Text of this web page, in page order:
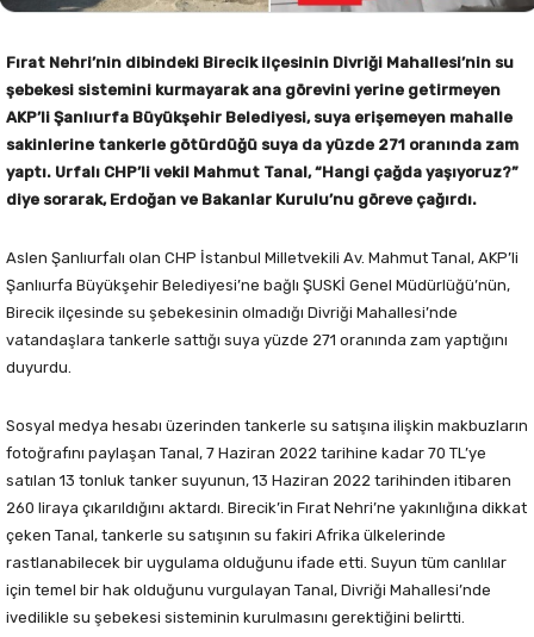
Fırat Nehri’nin dibindeki Birecik ilçesinin Divriği Mahallesi’nin su
şebekesi sistemini kurmayarak ana görevini yerine getirmeyen
AKP’li Şanlıurfa Büyükşehir Belediyesi, suya erişemeyen mahalle
sakinlerine tankerle götürdüğü suya da yüzde 271 oranında zam
yaptı. Urfalı CHP’li vekil Mahmut Tanal, “Hangi çağda yaşıyoruz?”
diye sorarak, Erdoğan ve Bakanlar Kurulu’nu göreve çağırdı.
Aslen Şanlıurfalı olan CHP İstanbul Milletvekili Av. Mahmut Tanal, AKP’li
Şanlıurfa Büyükşehir Belediyesi’ne bağlı ŞUSKİ Genel Müdürlüğü’nün,
Birecik ilçesinde su şebekesinin olmadığı Divriği Mahallesi’nde
vatandaşlara tankerle sattığı suya yüzde 271 oranında zam yaptığını
duyurdu.
Sosyal medya hesabı üzerinden tankerle su satışına ilişkin makbuzların
fotoğrafını paylaşan Tanal, 7 Haziran 2022 tarihine kadar 70 TL’ye
satılan 13 tonluk tanker suyunun, 13 Haziran 2022 tarihinden itibaren
260 liraya çıkarıldığını aktardı. Birecik’in Fırat Nehri’ne yakınlığına dikkat
çeken Tanal, tankerle su satışının su fakiri Afrika ülkelerinde
rastlanabilecek bir uygulama olduğunu ifade etti. Suyun tüm canlılar
için temel bir hak olduğunu vurgulayan Tanal, Divriği Mahallesi’nde
ivedilikle su şebekesi sisteminin kurulmasını gerektiğini belirtti.